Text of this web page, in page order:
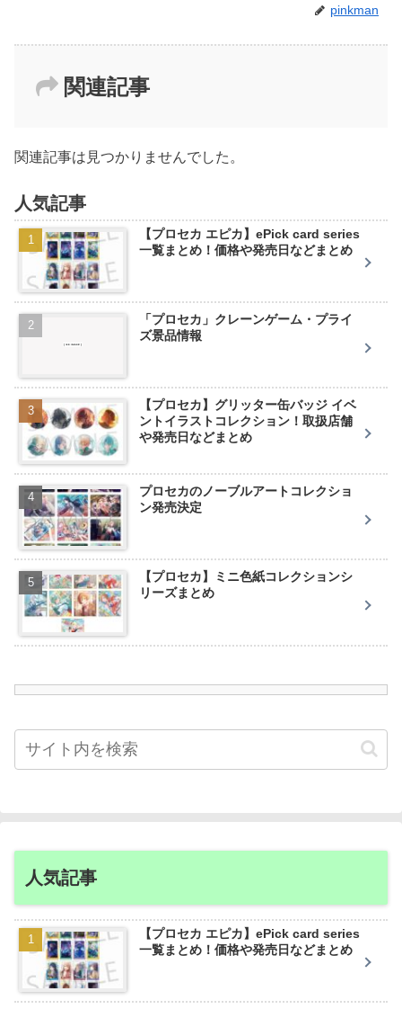
pinkman
関連記事
関連記事は見つかりませんでした。
人気記事
【プロセカ エピカ】ePick card series
一覧まとめ！価格や発売日などまとめ
「プロセカ」クレーンゲーム・プライ
ズ景品情報
【プロセカ】グリッター缶バッジ イベ
ントイラストコレクション！取扱店舗
や発売日などまとめ
プロセカのノーブルアートコレクショ
ン発売決定
【プロセカ】ミニ色紙コレクションシ
リーズまとめ
人気記事
【プロセカ エピカ】ePick card series
一覧まとめ！価格や発売日などまとめ